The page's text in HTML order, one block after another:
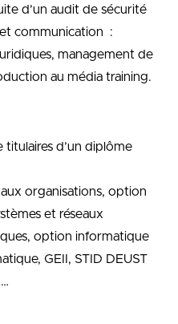
d’un audit de sécurité
communication :
management de
au média training.
d’un diplôme
organisations, option
et réseaux
option informatique
GEII, STID DEUST